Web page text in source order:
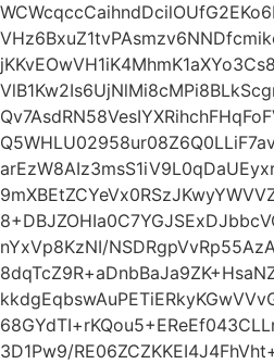
nYxVp8KzNI/
3D1Pw9/